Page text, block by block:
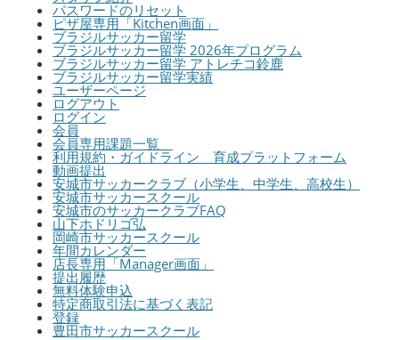
パスワードのリセット
ピザ屋専用「Kitchen画面」
ブラジルサッカー留学
ブラジルサッカー留学 2026年プログラム
ブラジルサッカー留学 アトレチコ鈴鹿
ブラジルサッカー留学実績
ユーザーページ
ログアウト
ログイン
会員
会員専用課題一覧
利用規約・ガイドライン 育成プラットフォーム
動画提出
安城市サッカークラブ（小学生、中学生、高校生）
安城市サッカースクール
安城市のサッカークラブFAQ
山下ホドリゴ弘
岡崎市サッカースクール
年間カレンダー
店長専用「Manager画面」
提出履歴
無料体験申込
特定商取引法に基づく表記
登録
豊田市サッカースクール